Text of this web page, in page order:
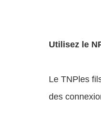
Utilisez le
Le TNP les
des